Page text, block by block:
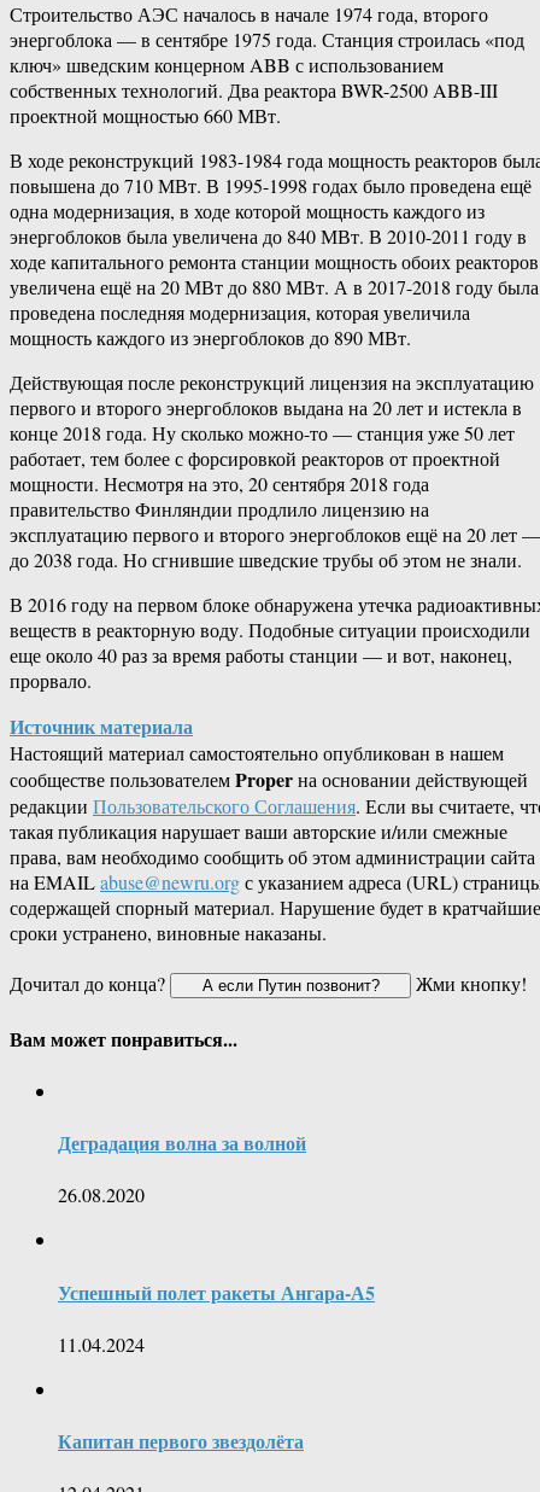
Строительство АЭС началось в начале 1974 года, второго
энергоблока — в сентябре 1975 года. Станция строилась «под
ключ» шведским концерном ABB с использованием
собственных технологий. Два реактора BWR-2500 ABB-III
проектной мощностью 660 МВт.
В ходе реконструкций 1983-1984 года мощность реакторов
повышена до 710 МВт. В 1995-1998 годах было проведена ещё
одна модернизация, в ходе которой мощность каждого из
энергоблоков была увеличена до 840 МВт. В 2010-2011 году в
ходе капитального ремонта станции мощность обоих реакторов
увеличена ещё на 20 МВт до 880 МВт. А в 2017-2018 году была
проведена последняя модернизация, которая увеличила
мощность каждого из энергоблоков до 890 МВт.
Действующая после реконструкций лицензия на эксплуатацию
первого и второго энергоблоков выдана на 20 лет и истекла в
конце 2018 года. Ну сколько можно-то — станция уже 50 лет
работает, тем более с форсировкой реакторов от проектной
мощности. Несмотря на это, 20 сентября 2018 года
правительство Финляндии продлило лицензию на
эксплуатацию первого и второго энергоблоков ещё на 20 лет —
до 2038 года. Но сгнившие шведские трубы об этом не знали.
В 2016 году на первом блоке обнаружена утечка
веществ в реакторную воду. Подобные ситуации происходили
еще около 40 раз за время работы станции — и вот, наконец,
прорвало.
Источник материала
Настоящий материал самостоятельно опубликован в нашем
сообществе пользователемProperна основании действующей
редакции Пользовательского Соглашения. Если вы считаете,
такая публикация нарушает ваши авторские и/или смежные
права, вам необходимо сообщить об этом администрации сайта
на EMAILabuse@newru.orgс указанием адреса (URL)
содержащей спорный материал. Нарушение будет в кратчайшие
сроки устранено, виновные наказаны.
Дочитал до конца?
Жми кнопку!
Вам может понравиться...
Деградация волна за волной
26.08.2020
Успешный полет ракеты Ангара-А5
11.04.2024
Капитан первого звездолёта